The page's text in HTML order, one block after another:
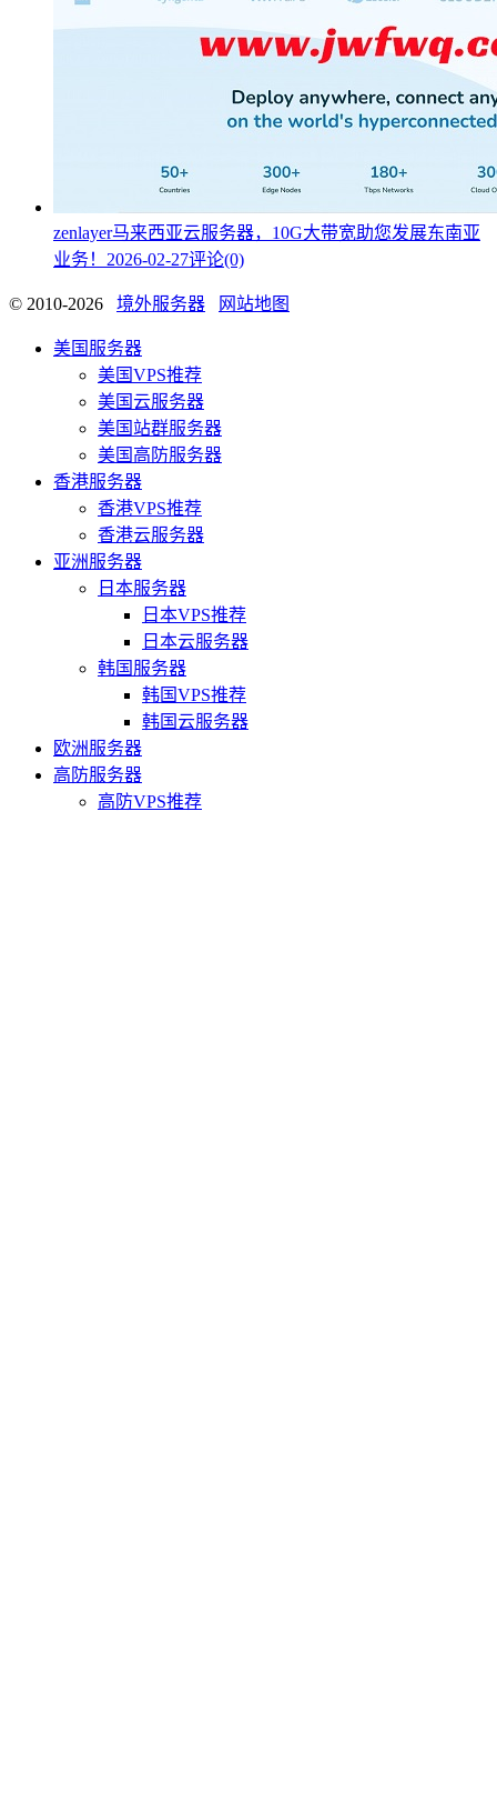
zenlayer马来西亚云服务器，10G大带宽助您发展东南亚
业务！ 2026-02-27评论(0)
© 2010-2026 境外服务器 网站地图
美国服务器
美国VPS推荐
美国云服务器
美国站群服务器
美国高防服务器
香港服务器
香港VPS推荐
香港云服务器
亚洲服务器
日本服务器
日本VPS推荐
日本云服务器
韩国服务器
韩国VPS推荐
韩国云服务器
欧洲服务器
高防服务器
高防VPS推荐